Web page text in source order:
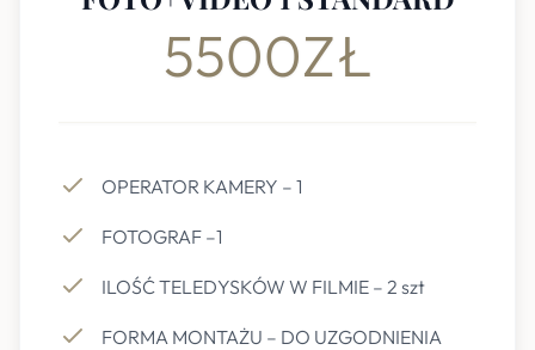
5500ZŁ
OPERATOR KAMERY – 1
FOTOGRAF –1
ILOŚĆ TELEDYSKÓW W FILMIE – 2 szt
FORMA MONTAŻU – DO UZGODNIENIA